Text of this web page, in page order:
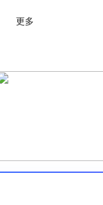
更多